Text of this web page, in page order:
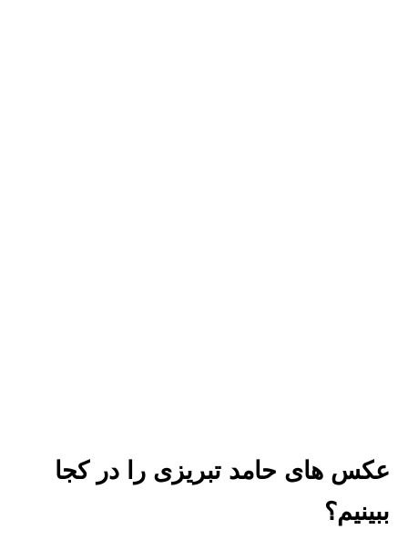
عکس های حامد تبریزی را در کجا
ببینیم؟